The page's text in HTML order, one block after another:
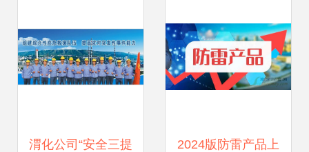
渭化公司“安全三提 2024版防雷产品上